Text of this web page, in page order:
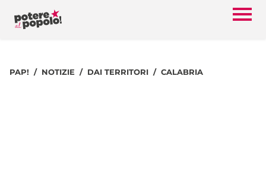
PAP! NOTIZIE DAI TERRITORI CALABRIA